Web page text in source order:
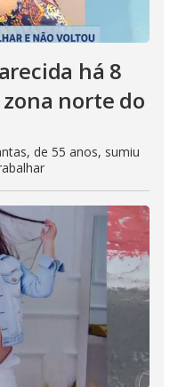
há 8
norte do
de 55 anos, sumiu